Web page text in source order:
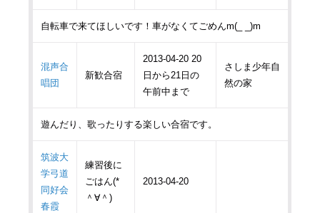
自転車で来てほしいです！車がなくてごめんm(_ _)m
混声合
唱団
新歓合宿
2013-04-20 20
日から21日の
午前中まで
さしま少年自
然の家
遊んだり、歌ったりする楽しい合宿です。
筑波大
学弓道
同好会
春霞
練習後に
ごはん(*
＾∀＾)
2013-04-20